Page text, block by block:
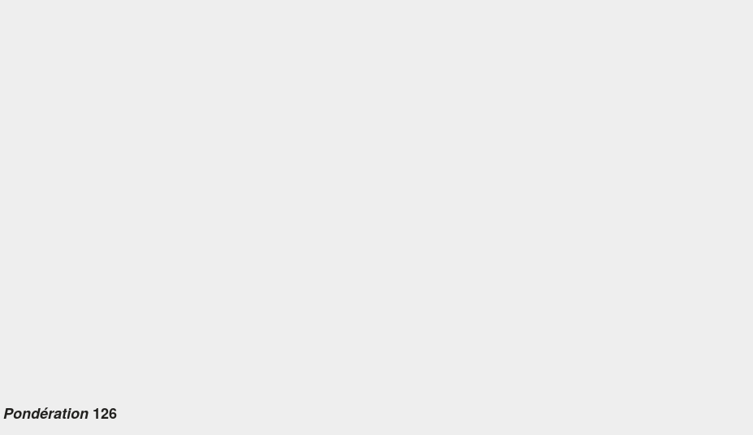
Pondération 126